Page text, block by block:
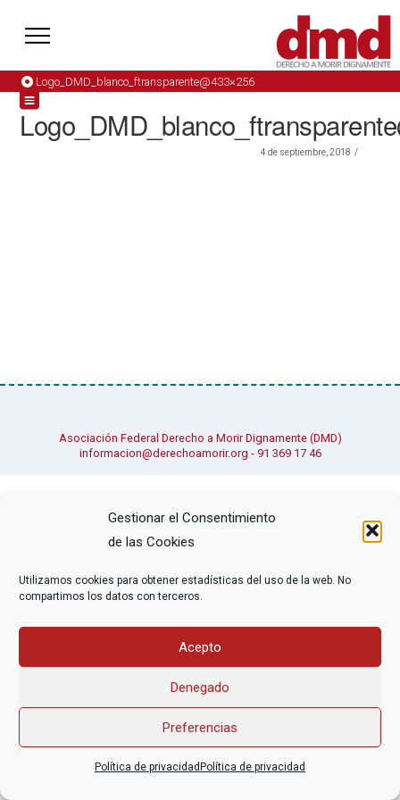
Gestionar el Consentimiento
de las Cookies
Utilizamos cookies para obtener estadísticas del uso de la web. No
compartimos los datos con terceros.
Acepto
Denegado
Preferencias
Política de privacidad Política de privacidad
Logo_DMD_blanco_ftransparente@433×256
4 de septiembre, 2018
Asociación Federal Derecho a Morir Dignamente (DMD)
informacion@derechoamorir.org - 91 369 17 46